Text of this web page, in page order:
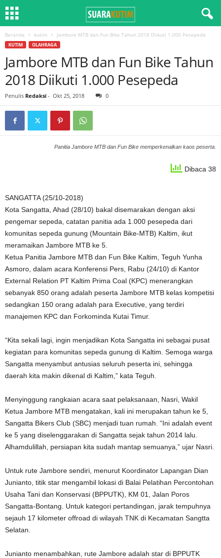
Beranda kutim Jambore MTB dan Fun Bike Tahun 2018 Diikuti 1.000 Pesepeda
KUTIM OLAHRAGA
Jambore MTB dan Fun Bike Tahun
2018 Diikuti 1.000 Pesepeda
Penulis Redaksi - Okt 25, 2018 0
Panitia Jambore MTB dan Fun Bike memperkenalkan kaos peserta.
Dibaca 38
SANGATTA (25/10-2018)
Kota Sangatta, Ahad (28/10) bakal disemarakan dengan aksi
pengemar sepeda, catatan panitia ada 1.000 pesepeda dari
komunitas sepeda gunung (Mountain Bike-MTB) Kaltim, ikut
meramaikan Jambore MTB ke 5.
Ketua Panitia Jambore MTB dan Fun Bike Kaltim, Teguh Yunha
Asmoro, dalam acara Konferensi Pers, Rabu (24/10) di Kantor
External Relation PT Kaltim Prima Coal (KPC) menerangkan
sebanyak 850 orang adalah peserta Jambore MTB kelas kompetisi
sedangkan 150 orang adalah para Executive, yang terdiri
manajemen KPC dan Forkominda Kutai Timur.
“Kita sekali lagi, ingin menjadikan Kota Sangatta ini sebagai pusat
kegiatan para komunitas sepeda gunung di Kaltim. Semoga warga
Sangatta menyambut antusias seluruh peserta ini, sehingga
daerah kita makin dikenal di Kaltim,” kata Teguh.
Menyinggung rangkaian acara saat pelaksanaan, Nasri, Wakil
Ketua Jambore MTB mengatakan, kali ini merupakan tahun ke 5,
Sangatta Bikers Club (SBC) menjadi tuan rumah. “Ini adalah event
ke 5 yang diselenggarakan di Sangatta sejak tahun 2014 lalu.
Alhamdulillah, persiapan kita sudah mantap semuanya,” ujar Nasri.
Untuk rute Jambore sendiri, menurut Koordinator Lapangan Dian
Junianto, titik star mengambil lokasi di Balai Pelatihan Percontohan
Usaha Tani dan Konservasi (BPPUTK), KM 01, Jalan Poros
Sangatta-Bontang. Untuk kategori pertandingan, jarak tempuhnya
sejauh 17 kilometer offroad di wilayah TNK di Kecamatan Sangtta
Selatan.
Junianto menambahkan, rute Jambore adalah star di BPPUTK